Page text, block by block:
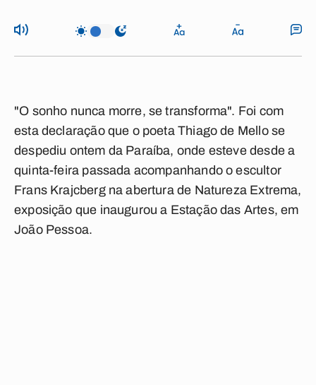
"O sonho nunca morre, se transforma". Foi com
esta declaração que o poeta Thiago de Mello se
despediu ontem da Paraíba, onde esteve desde a
quinta-feira passada acompanhando o escultor
Frans Krajcberg na abertura de Natureza Extrema,
exposição que inaugurou a Estação das Artes, em
João Pessoa.